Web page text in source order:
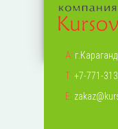
А:
Т: +7-771-
Е: